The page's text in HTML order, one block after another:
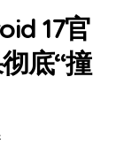
17官
底“撞